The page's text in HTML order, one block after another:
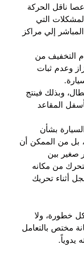
ناقل الحركة
التي
إلي مراكز
التخفيف من
وعدم ثبات
وبذلك فينتج
المقاعد
بشأن
بل من الممكن أن
صغير بين
من مكانه
أثناء تحريك
خطورة، ولا
مختص بالتعامل
يدوياً.